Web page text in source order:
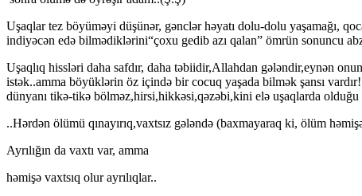
Uşaqlar tez böyüməyi düşünər, gənclər həyatı dolu-dolu yaşamağı,
indiyəcən edə bilmədiklərini“çoxu gedib azı qalan” ömrün sonuncu
Uşaqlıq hissləri daha safdır, daha təbiidir,Allahdan gələndir,eynən
istək..amma böyüklərin öz içində bir cocuq yaşada bilmək şansı
dünyanı tikə-tikə bölməz,hirsi,hikkəsi,qəzəbi,kini elə uşaqlarda
..Hərdən ölümü qınayırıq,vaxtsız gələndə (baxmayaraq ki, ölüm
Ayrılığın da vaxtı var, amma
həmişə vaxtsıq olur ayrılıqlar..